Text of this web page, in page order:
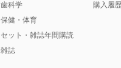
歯科学
保健・体育
セット・雑誌年間購読
雑誌
購入履